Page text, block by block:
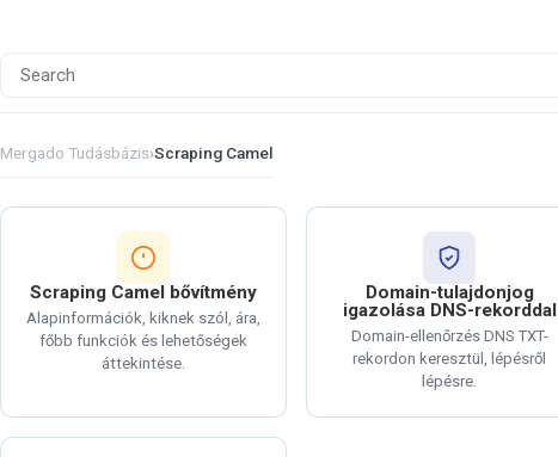
Mergado Tudásbázis›Scraping Camel
Scraping Camel bővítmény
Alapinformációk, kiknek szól, ára,
főbb funkciók és lehetőségek
áttekintése.
Domain-tulajdonjog
igazolása DNS-rekorddal
Domain-ellenőrzés DNS TXT-
rekordon keresztül, lépésről
lépésre.